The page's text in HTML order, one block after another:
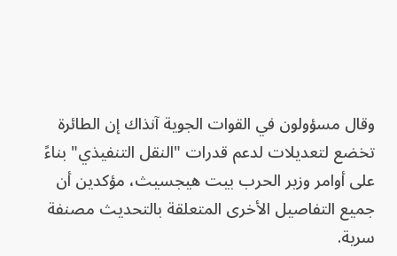
وقال مسؤولون في القوات الجوية آنذاك إن الطائرة
تخضع لتعديلات لدعم قدرات "النقل التنفيذي" بناءً
على أوامر وزير الحرب بيت هيجسيث، مؤكدين أن
جميع التفاصيل الأخرى المتعلقة بالتحديث مصنفة
سرية.